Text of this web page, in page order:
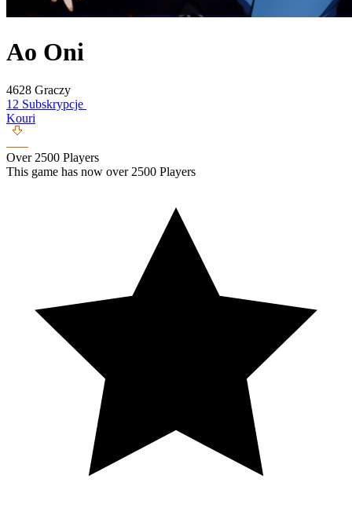
Ao Oni
4628 Graczy
12 Subskrypcje
Kouri
Over 2500 Players
This game has now over 2500 Players